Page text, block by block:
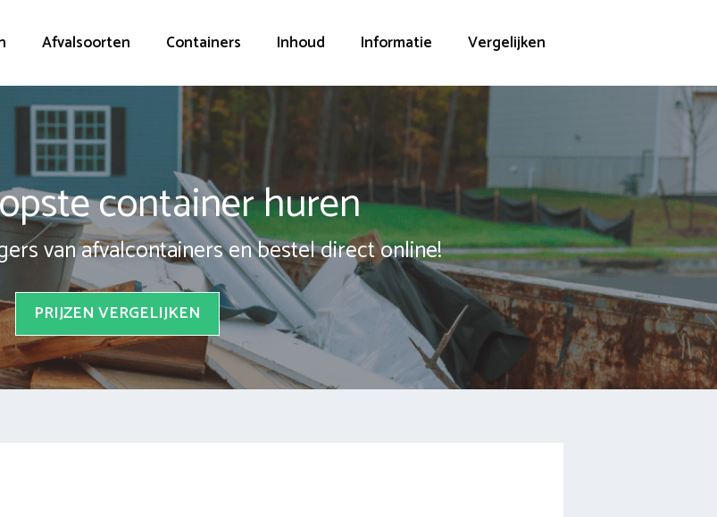
Afvalsoorten Containers Inhoud Informatie Vergelijken
container huren
van afvalcontainers en bestel direct online!
PRIJZEN VERGELIJKEN